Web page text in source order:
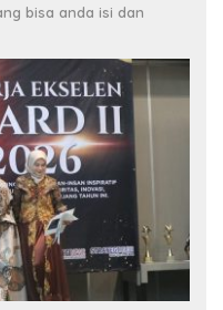
bisa anda isi dan